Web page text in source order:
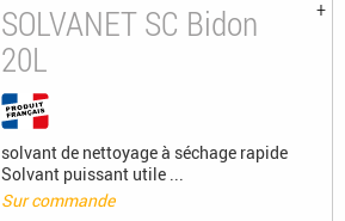
SOLVANET SC Bidon
20L
solvant de nettoyage à séchage rapide
Solvant puissant utile ...
Sur commande